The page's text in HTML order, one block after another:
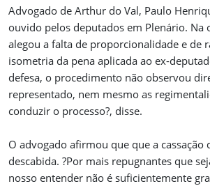
Advogado de Arthur do Val, Paulo
ouvido pelos deputados em Plenário. Na
alegou a falta de proporcionalidade e de
isometria da pena aplicada ao ex-
defesa, o procedimento não observou
representado, nem mesmo as
conduzir o processo?, disse.
O advogado afirmou que que a cassação
descabida. ?Por mais repugnantes que
nosso entender não é suficientemente